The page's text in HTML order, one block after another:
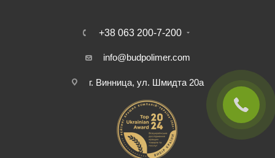
+38 063 200-7-200
info@budpolimer.com
г. Винница, ул. Шмидта 20а